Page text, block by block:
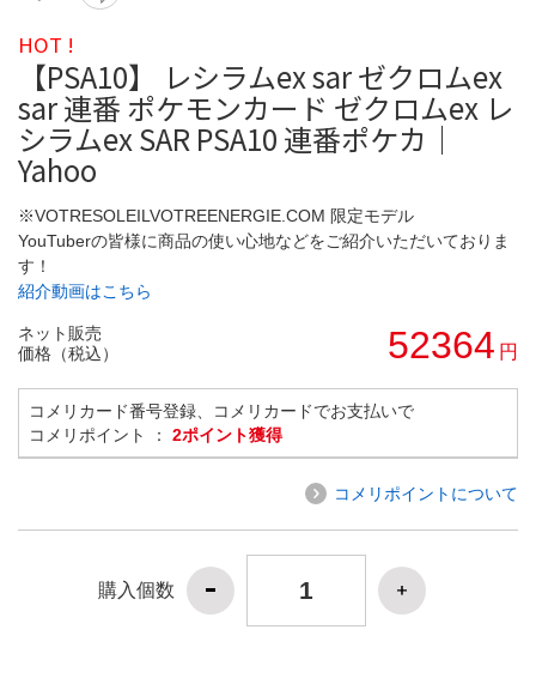
HOT !
【PSA10】 レシラムex sar ゼクロムex
sar 連番 ポケモンカード ゼクロムex レ
シラムex SAR PSA10 連番ポケカ｜
Yahoo
※VOTRESOLEILVOTREENERGIE.COM 限定モデル
YouTuberの皆様に商品の使い心地などをご紹介いただいておりま
す！
紹介動画はこちら
ネット販売
価格（税込）
52364 円
コメリカード番号登録、コメリカードでお支払いで
コメリポイント ： 2ポイント獲得
コメリポイントについて
購入個数